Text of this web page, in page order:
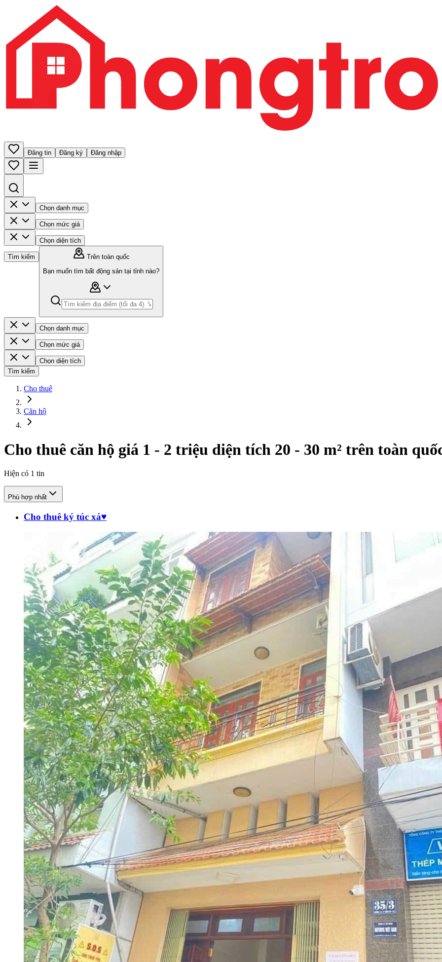
Đăng tin Đăng ký Đăng nhập
Chọn danh mục
Chọn mức giá
Chọn diện tích
Tìm kiếm
Trên toàn quốc
Bạn muốn tìm bất động sản tại tỉnh nào?
Chọn danh mục
Chọn mức giá
Chọn diện tích
Tìm kiếm
Cho thuê
Căn hộ
Cho thuê căn hộ giá 1 - 2 triệu diện tích 20 - 30 m² trên toàn
Hiện có 1 tin
Phù hợp nhất
Cho thuê ký túc xá♥️